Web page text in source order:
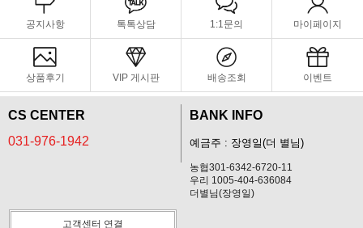
공지사항 톡톡상담 1:1문의 마이페이지
상품후기 VIP 게시판 배송조회 이벤트
CS CENTER
031-976-1942
BANK INFO
예금주 : 장영일(더 별님)
농협301-6342-6720-11
우리 1005-404-636084
더별님(장영일)
고객센터 연결